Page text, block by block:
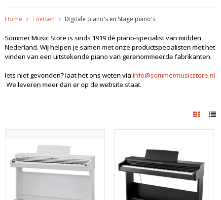
Home Toetsen Digitale piano's en Stage piano's
Sommer Music Store is sinds 1919 dé piano-specialist van midden
Nederland. Wij helpen je samen met onze productspecialisten met het
vinden van een uitstekende piano van gerenommeerde fabrikanten.
Iets niet gevonden? laat het ons weten via info@sommermusicstore.nl
We leveren meer dan er op de website staat.